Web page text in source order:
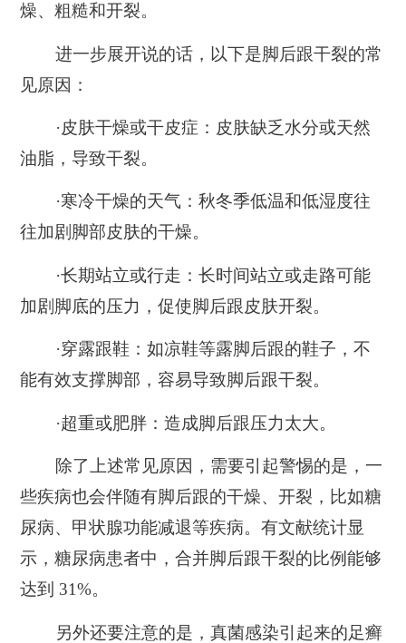
燥、粗糙和开裂。
进一步展开说的话，以下是脚后跟干裂的常
见原因：
·皮肤干燥或干皮症： 皮肤缺乏水分或天然
油脂，导致干裂。
·寒冷干燥的天气： 秋冬季低温和低湿度往
往加剧脚部皮肤的干燥。
·长期站立或行走： 长时间站立或走路可能
加剧脚底的压力，促使脚后跟皮肤开裂。
·穿露跟鞋： 如凉鞋等露脚后跟的鞋子，不
能有效支撑脚部，容易导致脚后跟干裂。
·超重或肥胖： 造成脚后跟压力太大。
除了上述常见原因，需要引起警惕的是，一
些疾病也会伴随有脚后跟的干燥、开裂，比如糖
尿病、甲状腺功能减退等疾病。有文献统计显
示，糖尿病患者中，合并脚后跟干裂的比例能够
达到 31%。
另外还要注意的是， 真菌感染引起来的足癣